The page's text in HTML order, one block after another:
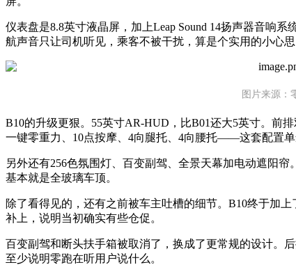
仪表盘是8.8英寸液晶屏，加上Leap Sound 14扬声器音响
航声音只让司机听见，乘客不被干扰，算是个实用的小心思
图片来源：
B10的升级更狠。55英寸AR-HUD，比B01还大5英寸。前
一键零重力、10点按摩、4向腿托、4向腰托——这套配置单
另外还有256色氛围灯、百变副驾、全景天幕加电动遮阳帘
基本就是全玻璃车顶。
除了看得见的，还有之前被车主吐槽的细节。B10终于加
补上，说明当初确实有些仓促。
百变副驾和断头扶手箱被取消了，换成了更常规的设计。
至少说明零跑在听用户说什么。